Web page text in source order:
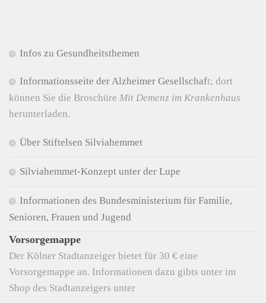
Infos zu Gesundheitsthemen
Informationsseite der Alzheimer Gesellschaft; dort
können Sie die Broschüre Mit Demenz im Krankenhaus
herunterladen.
Über Stiftelsen Silviahemmet
Silviahemmet-Konzept unter der Lupe
Informationen des Bundesministerium für Familie,
Senioren, Frauen und Jugend
Vorsorgemappe
Der Kölner Stadtanzeiger bietet für 30 € eine
Vorsorgemappe an. Informationen dazu gibts unter im
Shop des Stadtanzeigers unter